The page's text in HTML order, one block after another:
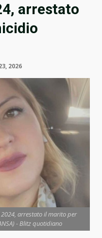
arrestato
2026
arrestato il marito per
- Blitz quotidiano